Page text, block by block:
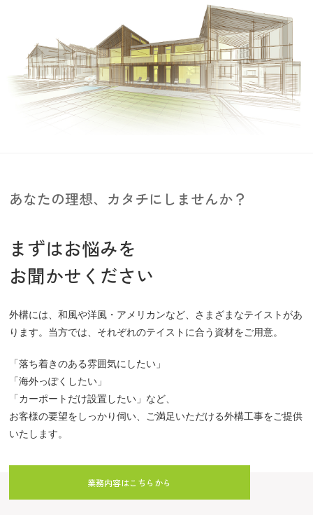
あなたの理想、カタチにしませんか？
まずはお悩みを
お聞かせください
外構には、和風や洋風・アメリカンなど、さまざまなテイストがあ
ります。当方では、それぞれのテイストに合う資材をご用意。
「落ち着きのある雰囲気にしたい」
「海外っぽくしたい」
「カーポートだけ設置したい」など、
お客様の要望をしっかり伺い、ご満足いただける外構工事をご提供
いたします。
業務内容はこちらから